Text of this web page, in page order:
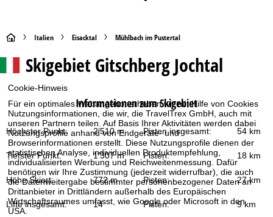
Cookie-Hinweis
Für ein optimales Webangebot erheben wir mit Hilfe von Cookies
Nutzungsinformationen, die wir, die TravelTrex GmbH, auch mit
unseren Partnern teilen. Auf Basis Ihrer Aktivitäten werden dabei
Nutzungsprofile anhand von Endgeräte- und
Browserinformationen erstellt. Diese Nutzungsprofile dienen der
statistischen Analyse, individuellen Produktempfehlung,
individualisierten Werbung und Reichweitenmessung. Dafür
benötigen wir Ihre Zustimmung (jederzeit widerrufbar), die auch
die Datenweitergabe bestimmter personenbezogener Daten an
Drittanbieter in Drittländern außerhalb des Europäischen
Wirtschaftsraumes umfasst, wie Google oder Microsoft in den
USA.
S
a
r
t
s
e
i
Italien Eisacktal Mühlbach im Pustertal
SkigebietGitschberg Jochtal
Informationen zum Skigebiet
Höchster Punkt: 2’510 m Pisten insgesamt: 54 km
Tiefster Punkt: 1’307 m Pisten: 18 km
Höhe Skiort: 772 m Pisten: 27 km
Lifte insgesamt: 14 Pisten: 9 km